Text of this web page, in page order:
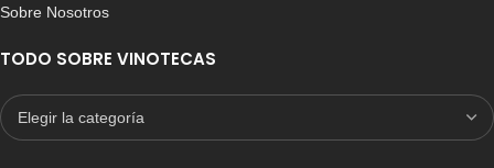
Sobre Nosotros
TODO SOBRE VINOTECAS